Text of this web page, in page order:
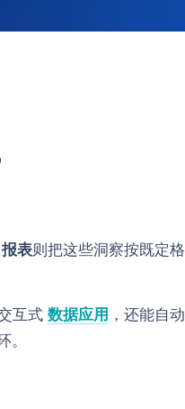
报表则把这些洞察按既定格
互式 数据应用 ，还能自动